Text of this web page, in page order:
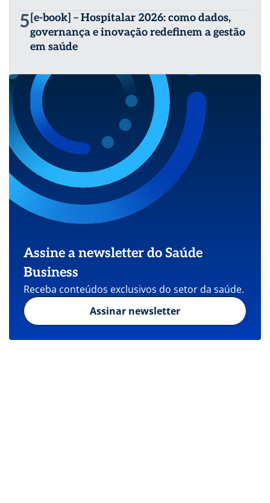
5 [e-book] – Hospitalar 2026: como dados,
governança e inovação redefinem a gestão
em saúde
Assine a newsletter do Saúde
Business
Receba conteúdos exclusivos do setor da saúde.
Assinar newsletter